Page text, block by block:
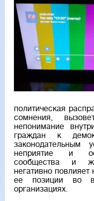
политическая
сомнения,
непонимание
граждан к
законодательным
неприятие и
сообщества и
негативно
ее позиции во
организациях.